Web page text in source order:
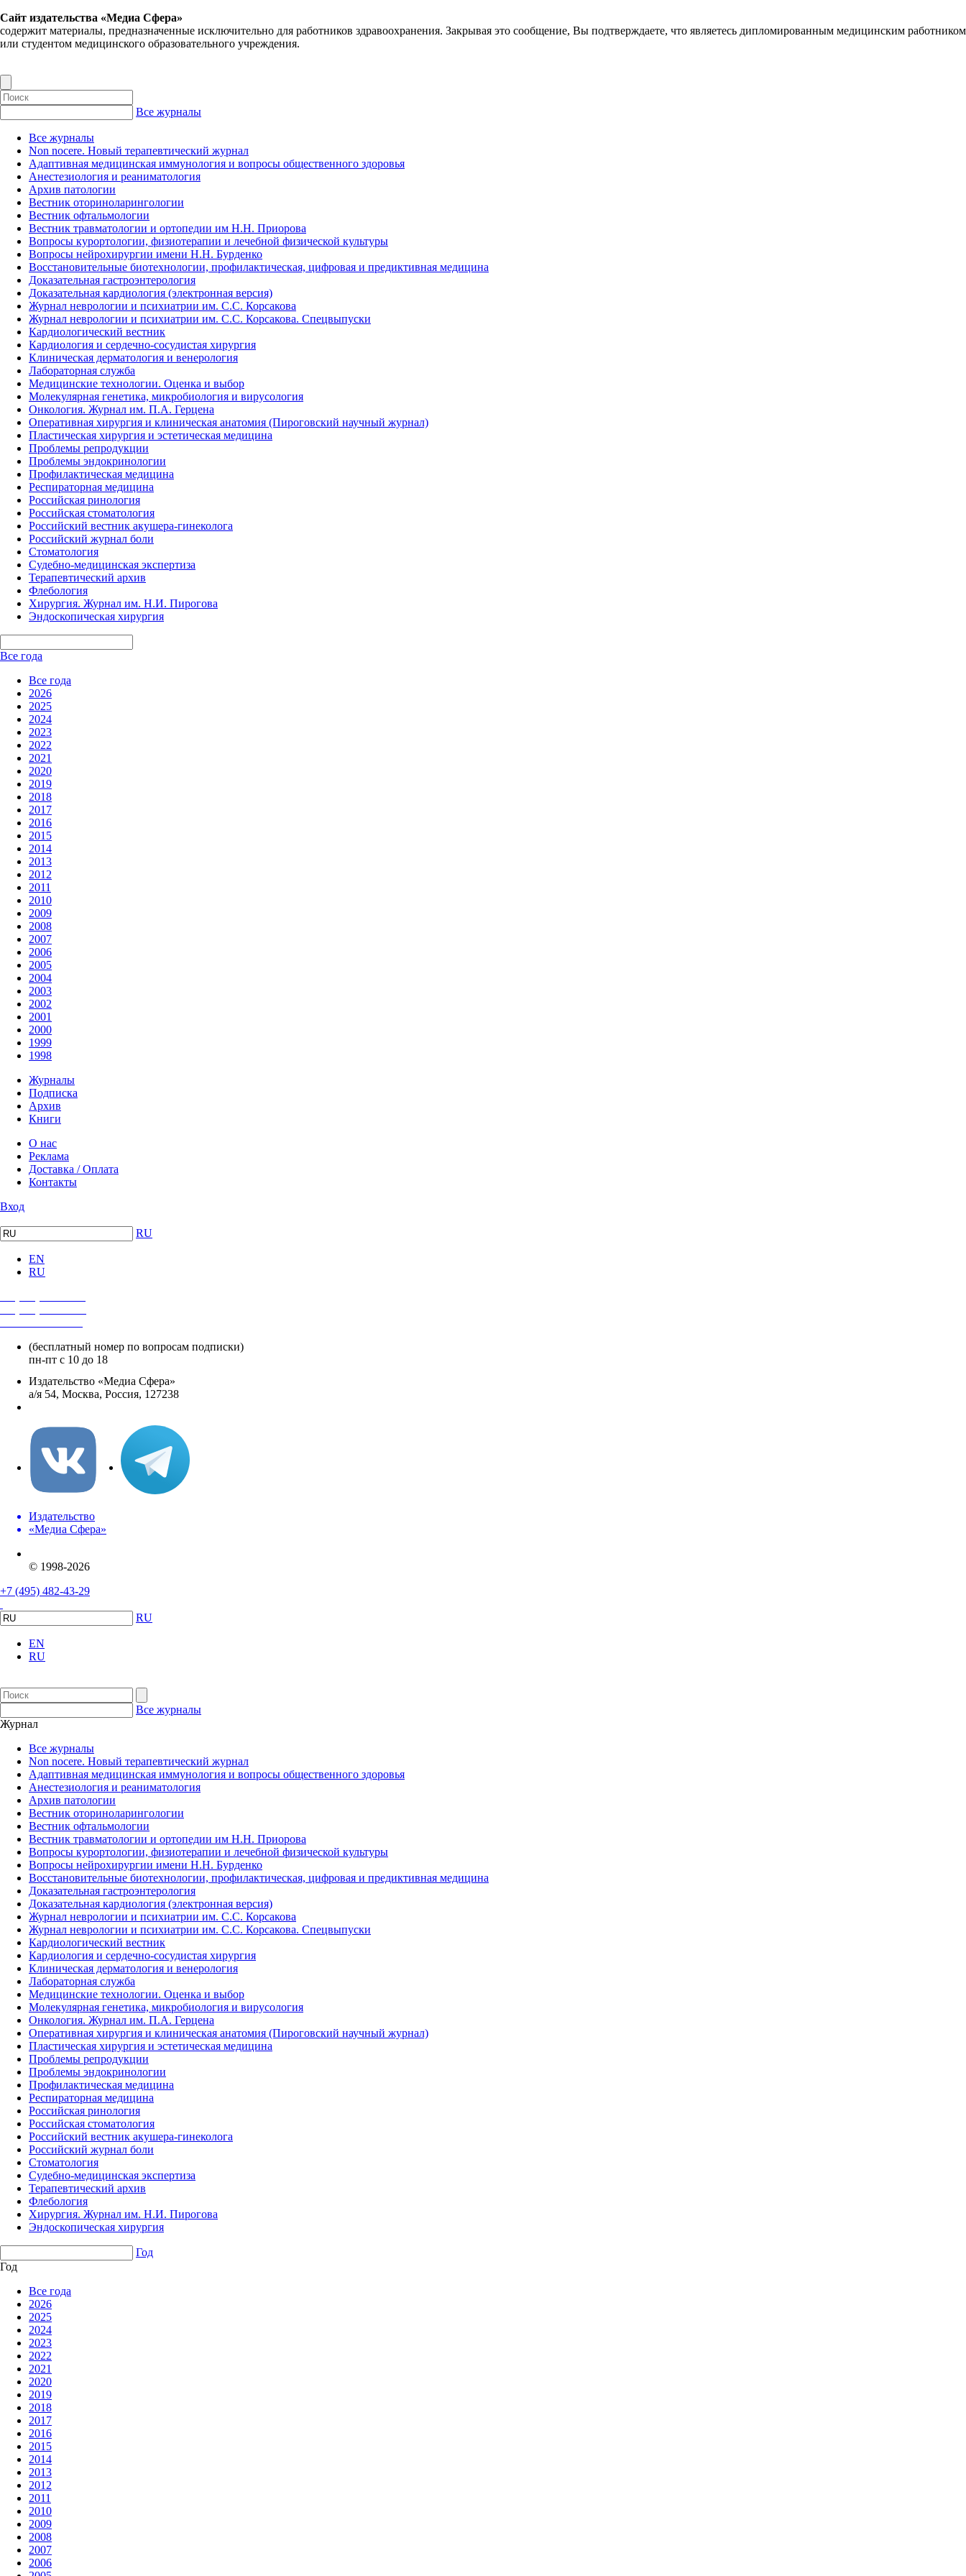
Сайт издательства «Медиа Сфера»
содержит материалы, предназначенные исключительно для работников здравоохранения. Закрывая это сообщение, Вы подтверждаете, что являетесь дипломированным медицинским работником
или студентом медицинского образовательного учреждения.
Все журналы
Все журналы
Non nocere. Новый терапевтический журнал
Адаптивная медицинская иммунология и вопросы общественного здоровья
Анестезиология и реаниматология
Архив патологии
Вестник оториноларингологии
Вестник офтальмологии
Вестник травматологии и ортопедии им Н.Н. Приорова
Вопросы курортологии, физиотерапии и лечебной физической культуры
Вопросы нейрохирургии имени Н.Н. Бурденко
Восстановительные биотехнологии, профилактическая, цифровая и предиктивная медицина
Доказательная гастроэнтерология
Доказательная кардиология (электронная версия)
Журнал неврологии и психиатрии им. С.С. Корсакова
Журнал неврологии и психиатрии им. С.С. Корсакова. Спецвыпуски
Кардиологический вестник
Кардиология и сердечно-сосудистая хирургия
Клиническая дерматология и венерология
Лабораторная служба
Медицинские технологии. Оценка и выбор
Молекулярная генетика, микробиология и вирусология
Онкология. Журнал им. П.А. Герцена
Оперативная хирургия и клиническая анатомия (Пироговский научный журнал)
Пластическая хирургия и эстетическая медицина
Проблемы репродукции
Проблемы эндокринологии
Профилактическая медицина
Респираторная медицина
Российская ринология
Российская стоматология
Российский вестник акушера-гинеколога
Российский журнал боли
Стоматология
Судебно-медицинская экспертиза
Терапевтический архив
Флебология
Хирургия. Журнал им. Н.И. Пирогова
Эндоскопическая хирургия
Все года
Все года
2026
2025
2024
2023
2022
2021
2020
2019
2018
2017
2016
2015
2014
2013
2012
2011
2010
2009
2008
2007
2006
2005
2004
2003
2002
2001
2000
1999
1998
Журналы
Подписка
Архив
Книги
О нас
Реклама
Доставка / Оплата
Контакты
Вход
RU
EN
RU
(бесплатный номер по вопросам подписки)
пн-пт с 10 до 18
Издательство «Медиа Сфера»
а/я 54, Москва, Россия, 127238
Издательство
«Медиа Сфера»
© 1998-2026
+7 (495) 482-43-29
RU
EN
RU
Все журналы
Журнал
Все журналы
Non nocere. Новый терапевтический журнал
Адаптивная медицинская иммунология и вопросы общественного здоровья
Анестезиология и реаниматология
Архив патологии
Вестник оториноларингологии
Вестник офтальмологии
Вестник травматологии и ортопедии им Н.Н. Приорова
Вопросы курортологии, физиотерапии и лечебной физической культуры
Вопросы нейрохирургии имени Н.Н. Бурденко
Восстановительные биотехнологии, профилактическая, цифровая и предиктивная медицина
Доказательная гастроэнтерология
Доказательная кардиология (электронная версия)
Журнал неврологии и психиатрии им. С.С. Корсакова
Журнал неврологии и психиатрии им. С.С. Корсакова. Спецвыпуски
Кардиологический вестник
Кардиология и сердечно-сосудистая хирургия
Клиническая дерматология и венерология
Лабораторная служба
Медицинские технологии. Оценка и выбор
Молекулярная генетика, микробиология и вирусология
Онкология. Журнал им. П.А. Герцена
Оперативная хирургия и клиническая анатомия (Пироговский научный журнал)
Пластическая хирургия и эстетическая медицина
Проблемы репродукции
Проблемы эндокринологии
Профилактическая медицина
Респираторная медицина
Российская ринология
Российская стоматология
Российский вестник акушера-гинеколога
Российский журнал боли
Стоматология
Судебно-медицинская экспертиза
Терапевтический архив
Флебология
Хирургия. Журнал им. Н.И. Пирогова
Эндоскопическая хирургия
Год
Год
Все года
2026
2025
2024
2023
2022
2021
2020
2019
2018
2017
2016
2015
2014
2013
2012
2011
2010
2009
2008
2007
2006